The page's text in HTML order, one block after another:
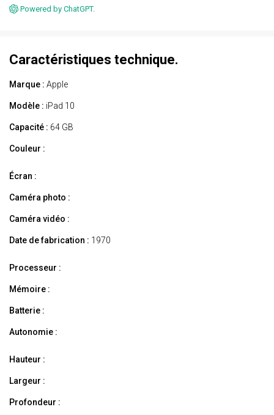
Powered by ChatGPT.
Caractéristiques technique.
Marque : Apple
Modèle : iPad 10
Capacité : 64 GB
Couleur :
Écran :
Caméra photo :
Caméra vidéo :
Date de fabrication : 1970
Processeur :
Mémoire :
Batterie :
Autonomie :
Hauteur :
Largeur :
Profondeur :